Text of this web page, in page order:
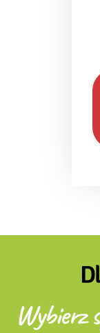
Wybierz